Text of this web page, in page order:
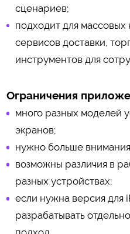
сценариев;
подходит для
сервисов доставки,
инструментов для
Ограничения
много разных моделей
экранов;
нужно больше
возможны различия в
разных устройствах;
если нужна версия для
разрабатывать